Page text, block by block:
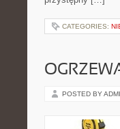
CATEGORIES:
POSTED BY